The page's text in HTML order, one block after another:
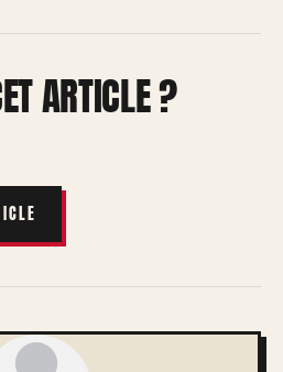
ARTICLE ?